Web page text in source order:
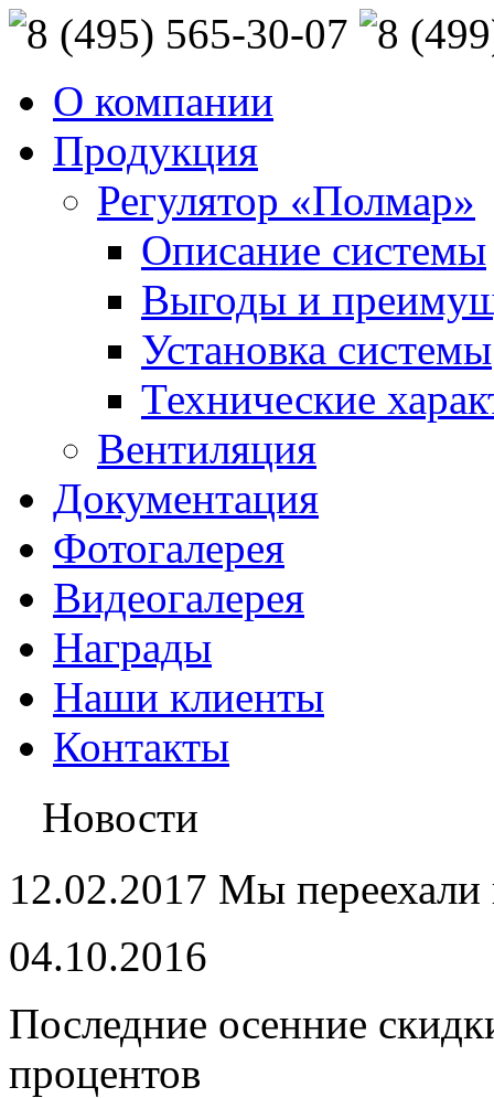
О компании
Продукция
Регулятор «Полмар»
Описание системы
Выгоды и
Установка системы
Технические
Вентиляция
Документация
Фотогалерея
Видеогалерея
Награды
Наши клиенты
Контакты
Новости
12.02.2017 Мы
04.10.2016
Последние осенние
процентов